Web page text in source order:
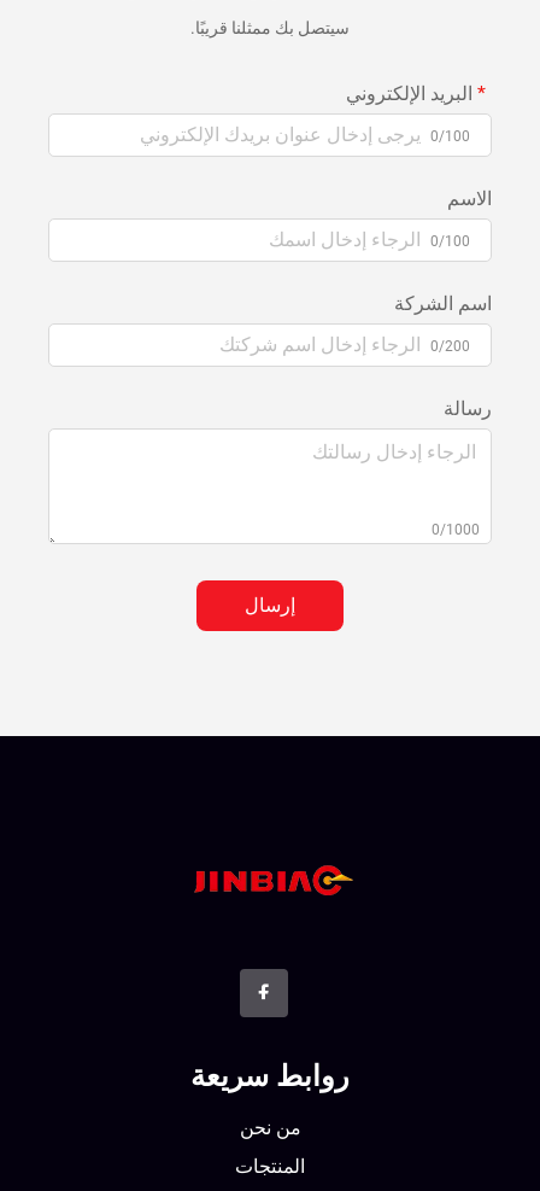
سيتصل بك ممثلنا قريبًا.
البريد الإلكتروني
0/100
الاسم
0/100
اسم الشركة
0/200
رسالة
0/1000
إرسال
روابط سريعة
من نحن
المنتجات